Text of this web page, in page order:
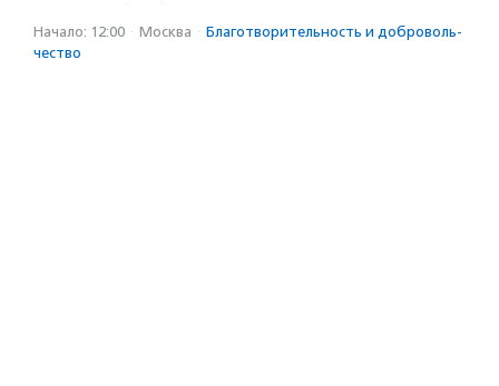
Начало: 12:00 · Москва · Благотвори­тель­ность и доброволь­
чест­во